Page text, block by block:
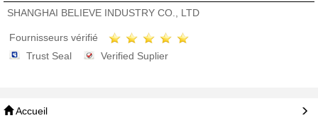
SHANGHAI BELIEVE INDUSTRY CO., LTD
Fournisseurs vérifié
Trust Seal
Verified Suplier
Accueil